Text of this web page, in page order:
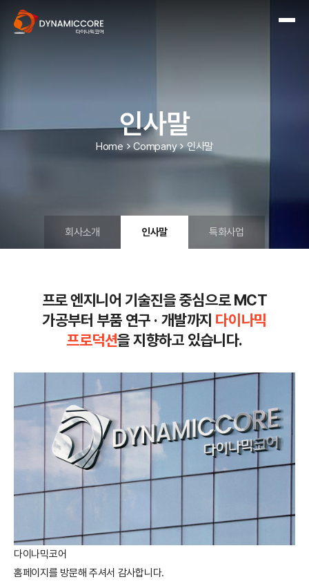
인사말
Home Company 인사말
회사소개 인사말 특화사업
프로 엔지니어 기술진을 중심으로 MCT
가공부터 부품 연구 · 개발까지 다이나믹
프로덕션을 지향하고 있습니다.
다이나믹코어
홈페이지를 방문해 주셔서 감사합니다.